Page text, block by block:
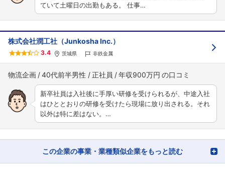
ていて土曜日の出勤もある。 仕事…
株式会社潤工社（Junkosha Inc.）
3.4 茨城県 非鉄金属
物流企画 40代前半男性 正社員 年収900万円
新卒社員は入社後に手厚い研修を受けられるが、中途入社
はひととおりの研修を受けたら現場に放り出される。それ
以外は特に差はない。…
この企業の事業・業種類似企業をもっと読む